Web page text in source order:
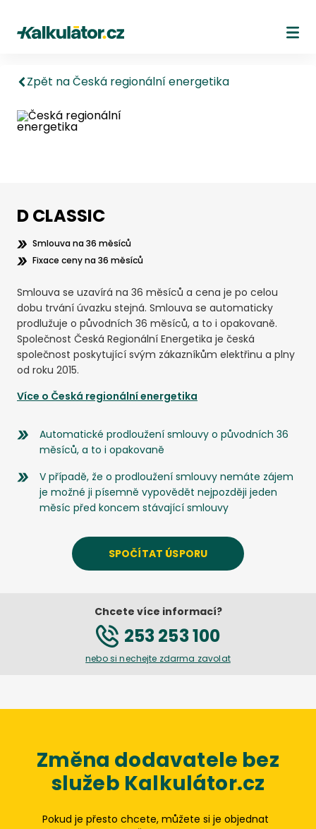
Kalkulátor.cz
Zpět na Česká regionální energetika
D CLASSIC
Smlouva na 36 měsíců
Fixace ceny na 36 měsíců
Smlouva se uzavírá na 36 měsíců a cena je po celou
dobu trvání úvazku stejná. Smlouva se automaticky
prodlužuje o původních 36 měsíců, a to i opakovaně.
Společnost Česká Regionální Energetika je česká
společnost poskytující svým zákazníkům elektřinu a plny
od roku 2015.
Více o Česká regionální energetika
Automatické prodloužení smlouvy o původních 36
měsíců, a to i opakovaně
V případě, že o prodloužení smlouvy nemáte zájem
je možné ji písemně vypovědět nejpozději jeden
měsíc před koncem stávající smlouvy
SPOČÍTAT ÚSPORU
Chcete více informací?
253 253 100
nebo si nechejte zdarma zavolat
Změna dodavatele bez
služeb Kalkulátor.cz
Pokud je přesto chcete, můžete si je objednat